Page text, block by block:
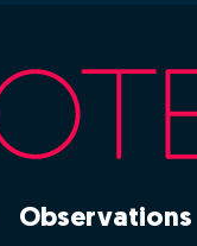
Observations